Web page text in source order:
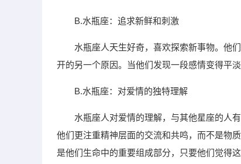
B.水瓶座：追求新鲜和刺激
水瓶座人天生好奇，喜欢探索新事物。他
开的另一个原因。当他们发现一段感情变得平
B.水瓶座：对爱情的独特理解
水瓶座人对爱情的理解，与其他星座的人
他们更注重精神层面的交流和共鸣，而不是物
是他们生命中的重要组成部分，只要他们觉得